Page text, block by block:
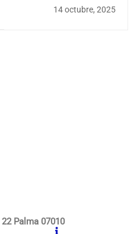
14 octubre, 2025
Palma 07010